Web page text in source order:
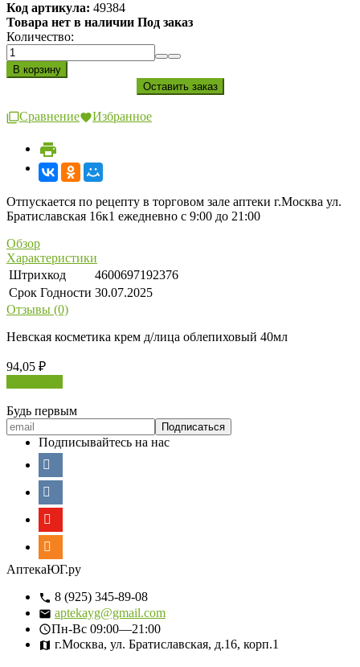
Код артикула: 49384
Товара нет в наличии Под заказ
Количество:
Сравнение Избранное
Отпускается по рецепту в торговом зале аптеки г.Москва ул.
Братиславская 16к1 ежедневно с 9:00 до 21:00
Обзор
Характеристики
Штрихкод
4600697192376
Срок Годности 30.07.2025
Отзывы (0)
Невская косметика крем д/лица облепиховый 40мл
94,05 ₽
Будь первым
Подписывайтесь на нас
АптекаЮГ.ру
8 (925) 345-89-08
aptekayg@gmail.com
Пн-Вс 09:00—21:00
г.Москва, ул. Братиславская, д.16, корп.1